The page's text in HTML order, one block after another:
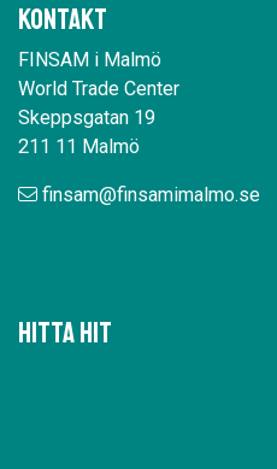
Kontakt
FINSAM i Malmö
World Trade Center
Skeppsgatan 19
211 11 Malmö
finsam@finsamimalmo.se
Hitta hit